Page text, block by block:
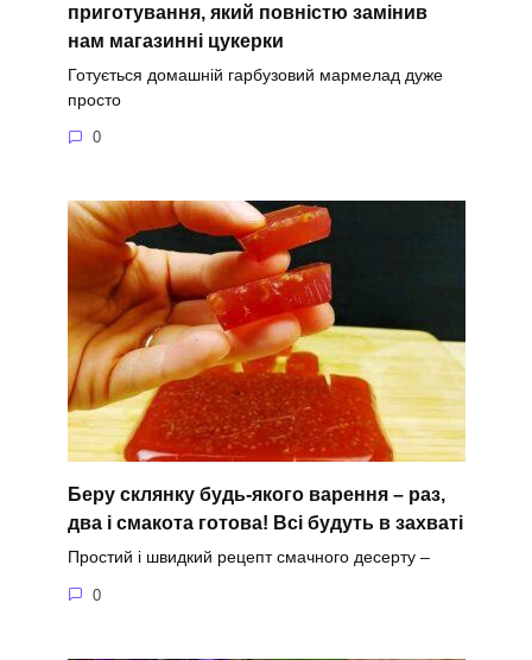
приготування, який повністю замінив
нам магазинні цукерки
Готується домашній гарбузовий мармелад дуже
просто
0
Беру склянку будь-якого варення – раз,
два і смакота готова! Всі будуть в захваті
Простий і швидкий рецепт смачного десерту –
0